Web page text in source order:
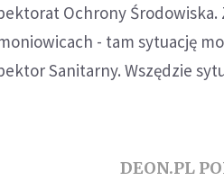
Ochrony Środowiska.
- tam sytuację
Sanitarny. Wszędzie
DEON.PL